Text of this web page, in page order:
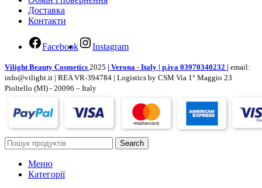
Доставка
Контакти
Facebook Instagram
Vilight Beauty Cosmetics 2025 | Verona - Italy | p.iva 03970340232 | email:
info@vilight.it | REA VR-394784 | Logistics by CSM Via 1° Maggio 23
Pioltello (MI) - 20096 – Italy
Search
Меню
Категорії